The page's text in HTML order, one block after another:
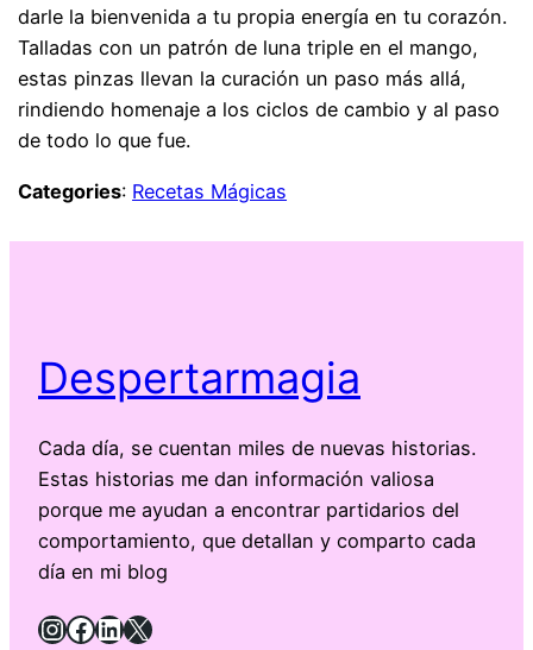
darle la bienvenida a tu propia energía en tu corazón.
Talladas con un patrón de luna triple en el mango,
estas pinzas llevan la curación un paso más allá,
rindiendo homenaje a los ciclos de cambio y al paso
de todo lo que fue.
Categories: Recetas Mágicas
Despertarmagia
Cada día, se cuentan miles de nuevas historias.
Estas historias me dan información valiosa
porque me ayudan a encontrar partidarios del
comportamiento, que detallan y comparto cada
día en mi blog
InstagramFacebook LinkedIn X